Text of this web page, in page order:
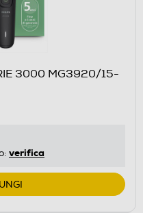
3000 MG3920/15-
verifica